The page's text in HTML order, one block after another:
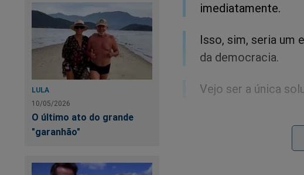
LULA
10/05/2026
O último ato do grande
"garanhão"
imediatamente.
Isso, sim, seria um
da democracia.
Vejo ser a única
de ‘tentativa de